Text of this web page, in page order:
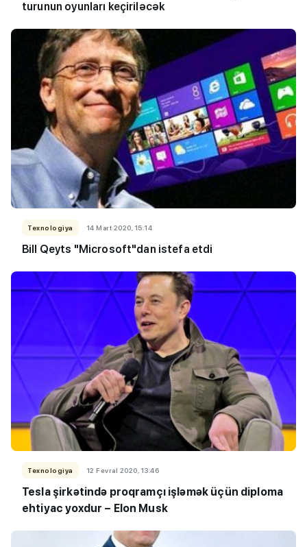
Texnologiya 14 Mart 2020, 15:14
Bill Qeyts "Microsoft"dan istefa etdi
Texnologiya 12 Fevral 2020, 13:46
Tesla şirkətində proqramçı işləmək üçün diploma
ehtiyac yoxdur – Elon Musk